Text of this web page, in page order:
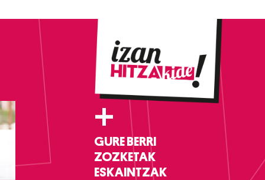
+
GURE BERRI
ZOZKETAK
ESKAINTZAK